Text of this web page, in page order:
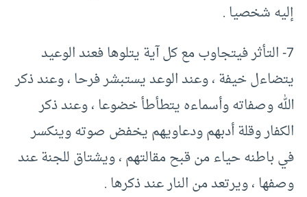
إليه شخصيا .
7- التأثر فيتجاوب مع كل آية يتلوها فعند الوعيد
يتضاءل خيفة ، وعند الوعد يستبشر فرحا ، وعند ذكر
الله وصفاته وأسماءه يتطأطأ خضوعا ، وعند ذكر
الكفار وقلة أدبهم ودعاويهم يخفض صوته وينكسر
في باطنه حياء من قبح مقالتهم ، ويشتاق للجنة عند
وصفها ، ويرتعد من النار عند ذكرها .